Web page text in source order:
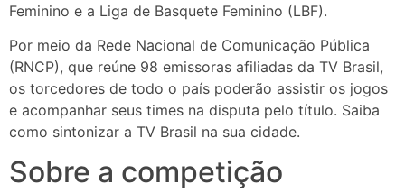
Feminino e a Liga de Basquete Feminino (LBF).
Por meio da Rede Nacional de Comunicação Pública
(RNCP), que reúne 98 emissoras afiliadas da TV Brasil,
os torcedores de todo o país poderão assistir os jogos
e acompanhar seus times na disputa pelo título. Saiba
como sintonizar a TV Brasil na sua cidade.
Sobre a competição